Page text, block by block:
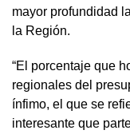
mayor profundidad
la Región.
“El porcentaje que
regionales del
ínfimo, el que se
interesante que